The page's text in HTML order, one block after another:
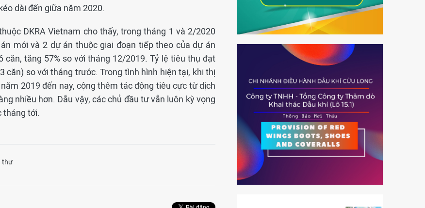
dài đến giữa năm 2020.
DKRA Vietnam cho thấy, trong tháng 1 và 2/2020
mới và 2 dự án thuộc giai đoạn tiếp theo của dự án
tăng 57% so với tháng 12/2019. Tỷ lệ tiêu thụ đạt
căn) so với tháng trước. Trong tình hình hiện tại, khi thị
2019 đến nay, cộng thêm tác động tiêu cực từ dịch
nhiều hơn. Dẫu vậy, các chủ đầu tư vẫn luôn kỳ vọng
tháng tới.
thự